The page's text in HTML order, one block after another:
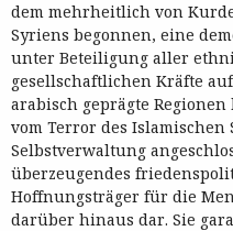
dem mehrheitlich von
Syriens begonnen, eine
unter Beteiligung aller
gesellschaftlichen Kräfte
arabisch geprägte
vom Terror des Islamischen
Selbstverwaltung
überzeugendes
Hoffnungsträger für die
darüber hinaus dar. Sie